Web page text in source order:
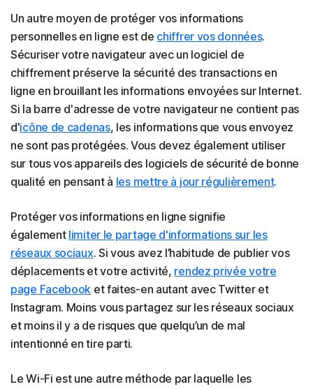
Un autre moyen de protéger vos informations
personnelles en ligne est de chiffrer vos données.
Sécuriser votre navigateur avec un logiciel de
chiffrement préserve la sécurité des transactions en
ligne en brouillant les informations envoyées sur Internet.
Si la barre d'adresse de votre navigateur ne contient pas
d'icône de cadenas, les informations que vous envoyez
ne sont pas protégées. Vous devez également utiliser
sur tous vos appareils des logiciels de sécurité de bonne
qualité en pensant à les mettre à jour régulièrement.
Protéger vos informations en ligne signifie
également limiter le partage d'informations sur les
réseaux sociaux. Si vous avez l’habitude de publier vos
déplacements et votre activité, rendez privée votre
page Facebook et faites-en autant avec Twitter et
Instagram. Moins vous partagez sur les réseaux sociaux
et moins il y a de risques que quelqu’un de mal
intentionné en tire parti.
Le Wi-Fi est une autre méthode par laquelle les